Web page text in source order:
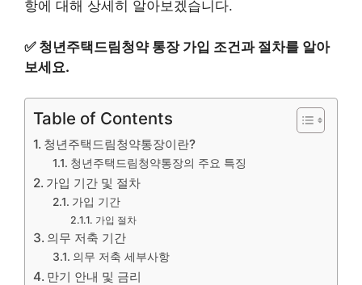
항에 대해 상세히 알아보겠습니다.
✅ 청년주택드림청약 통장 가입 조건과 절차를 알아
보세요.
Table of Contents
청년주택드림청약통장이란?
청년주택드림청약통장의 주요 특징
가입 기간 및 절차
가입 기간
가입 절차
의무 저축 기간
의무 저축 세부사항
만기 안내 및 금리